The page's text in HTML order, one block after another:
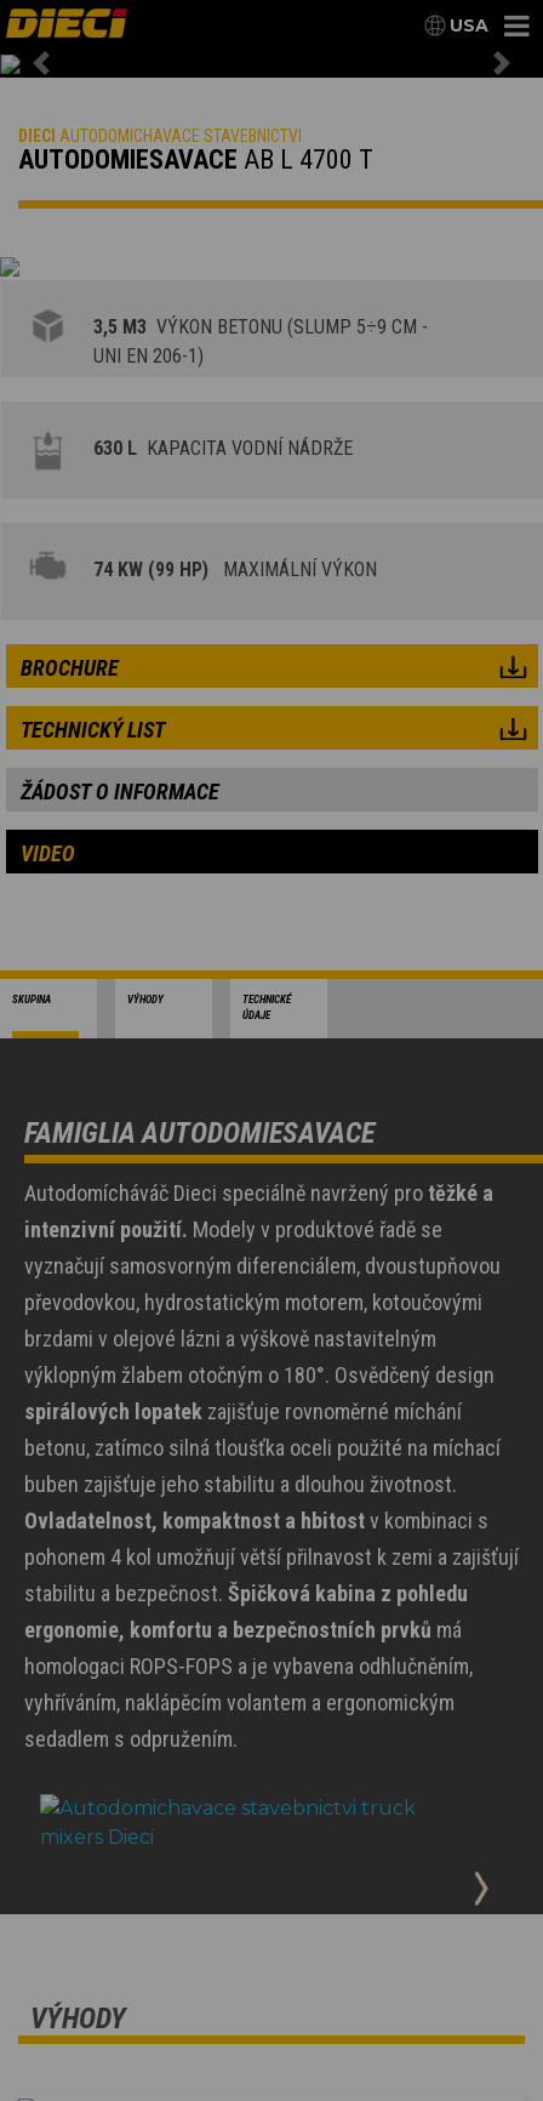
USA
Previous
DIECI AUTODOMICHAVACE STAVEBNICTVI
AUTODOMIESAVACE AB L 4700 T
3,5 M3 VÝKON BETONU (SLUMP 5÷9 CM -
UNI EN 206-1)
630 L KAPACITA VODNÍ NÁDRŽE
74 KW (99 HP) MAXIMÁLNÍ VÝKON
BROCHURE
TECHNICKÝ LIST
ŽÁDOST O INFORMACE
VIDEO
SKUPINA VÝHODY
TECHNICKÉ
ÚDAJE
FAMIGLIA AUTODOMIESAVACE
Autodomícháváč Dieci speciálně navržený pro těžké a
intenzivní použití. Modely v produktové řadě se
vyznačují samosvorným diferenciálem, dvoustupňovou
převodovkou, hydrostatickým motorem, kotoučovými
brzdami v olejové lázni a výškově nastavitelným
výklopným žlabem otočným o 180°. Osvědčený design
spirálových lopatek zajišťuje rovnoměrné míchání
betonu, zatímco silná tloušťka oceli použité na míchací
buben zajišťuje jeho stabilitu a dlouhou životnost.
Ovladatelnost, kompaktnost a hbitostv kombinaci s
pohonem 4 kol umožňují větší přilnavost k zemi a zajišťují
stabilitu a bezpečnost. Špičková kabina z pohledu
ergonomie, komfortu a bezpečnostních prvků má
homologaci ROPS-FOPS a je vybavena odhlučněním,
vyhříváním, naklápěcím volantem a ergonomickým
sedadlem s odpružením.
VÝHODY